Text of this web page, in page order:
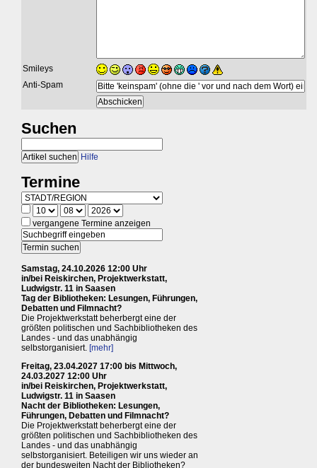
Smileys
Anti-Spam
Suchen
Hilfe
Termine
vergangene Termine anzeigen
Samstag, 24.10.2026 12:00 Uhr
in/bei Reiskirchen, Projektwerkstatt,
Ludwigstr. 11 in Saasen
Tag der Bibliotheken: Lesungen, Führungen,
Debatten und Filmnacht?
Die Projektwerkstatt beherbergt eine der
größten politischen und Sachbibliotheken des
Landes - und das unabhängig
selbstorganisiert. [mehr]
Freitag, 23.04.2027 17:00 bis Mittwoch,
24.03.2027 12:00 Uhr
in/bei Reiskirchen, Projektwerkstatt,
Ludwigstr. 11 in Saasen
Nacht der Bibliotheken: Lesungen,
Führungen, Debatten und Filmnacht?
Die Projektwerkstatt beherbergt eine der
größten politischen und Sachbibliotheken des
Landes - und das unabhängig
selbstorganisiert. Beteiligen wir uns wieder an
der bundesweiten Nacht der Bibliotheken?